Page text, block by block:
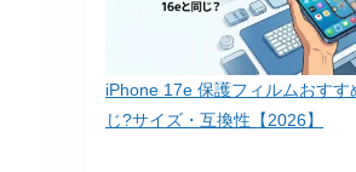
iPhone 17e 保護フィルムおすす
じ?サイズ・互換性【2026】